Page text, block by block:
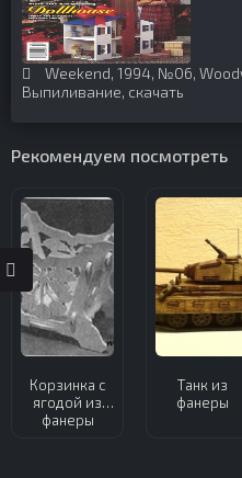
Weekend, 1994, №06,
Выпиливание, скачать
Рекомендуем посмотреть
Корзинка с
ягодой из
фанеры
Танк из
фанеры